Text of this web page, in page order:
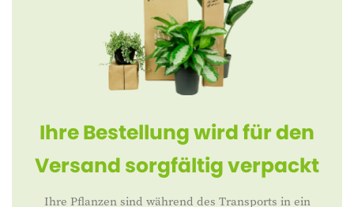
Ihre Bestellung wird für den
Versand sorgfältig verpackt
Ihre Pflanzen sind während des Transports in ein